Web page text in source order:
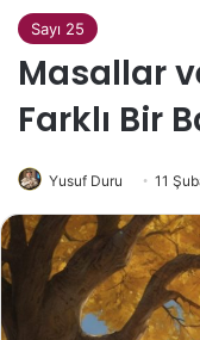
Sayı 25
Masallar
Farklı Bir
Yusuf Duru 11